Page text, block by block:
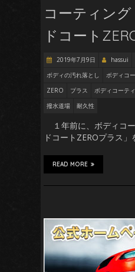
コーティン
ドコート
2019年7月9日 hassui
ボディの汚れ落とし
ボディコ
ZERO
プラス ボディコーテ
撥水道場
耐久性
１年前に、ボディコ
ドコートZEROプラス
READ MORE